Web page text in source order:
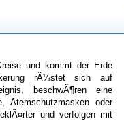
und kommt der Erde
rÃ¼stet sich auf
beschwÃ¶ren eine
Atemschutzmasken oder
und verfolgen mit